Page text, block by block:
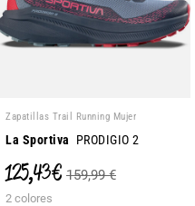
Zapatillas Trail Running Mujer
La Sportiva PRODIGIO 2
125,43 € 159,99 €
2 colores